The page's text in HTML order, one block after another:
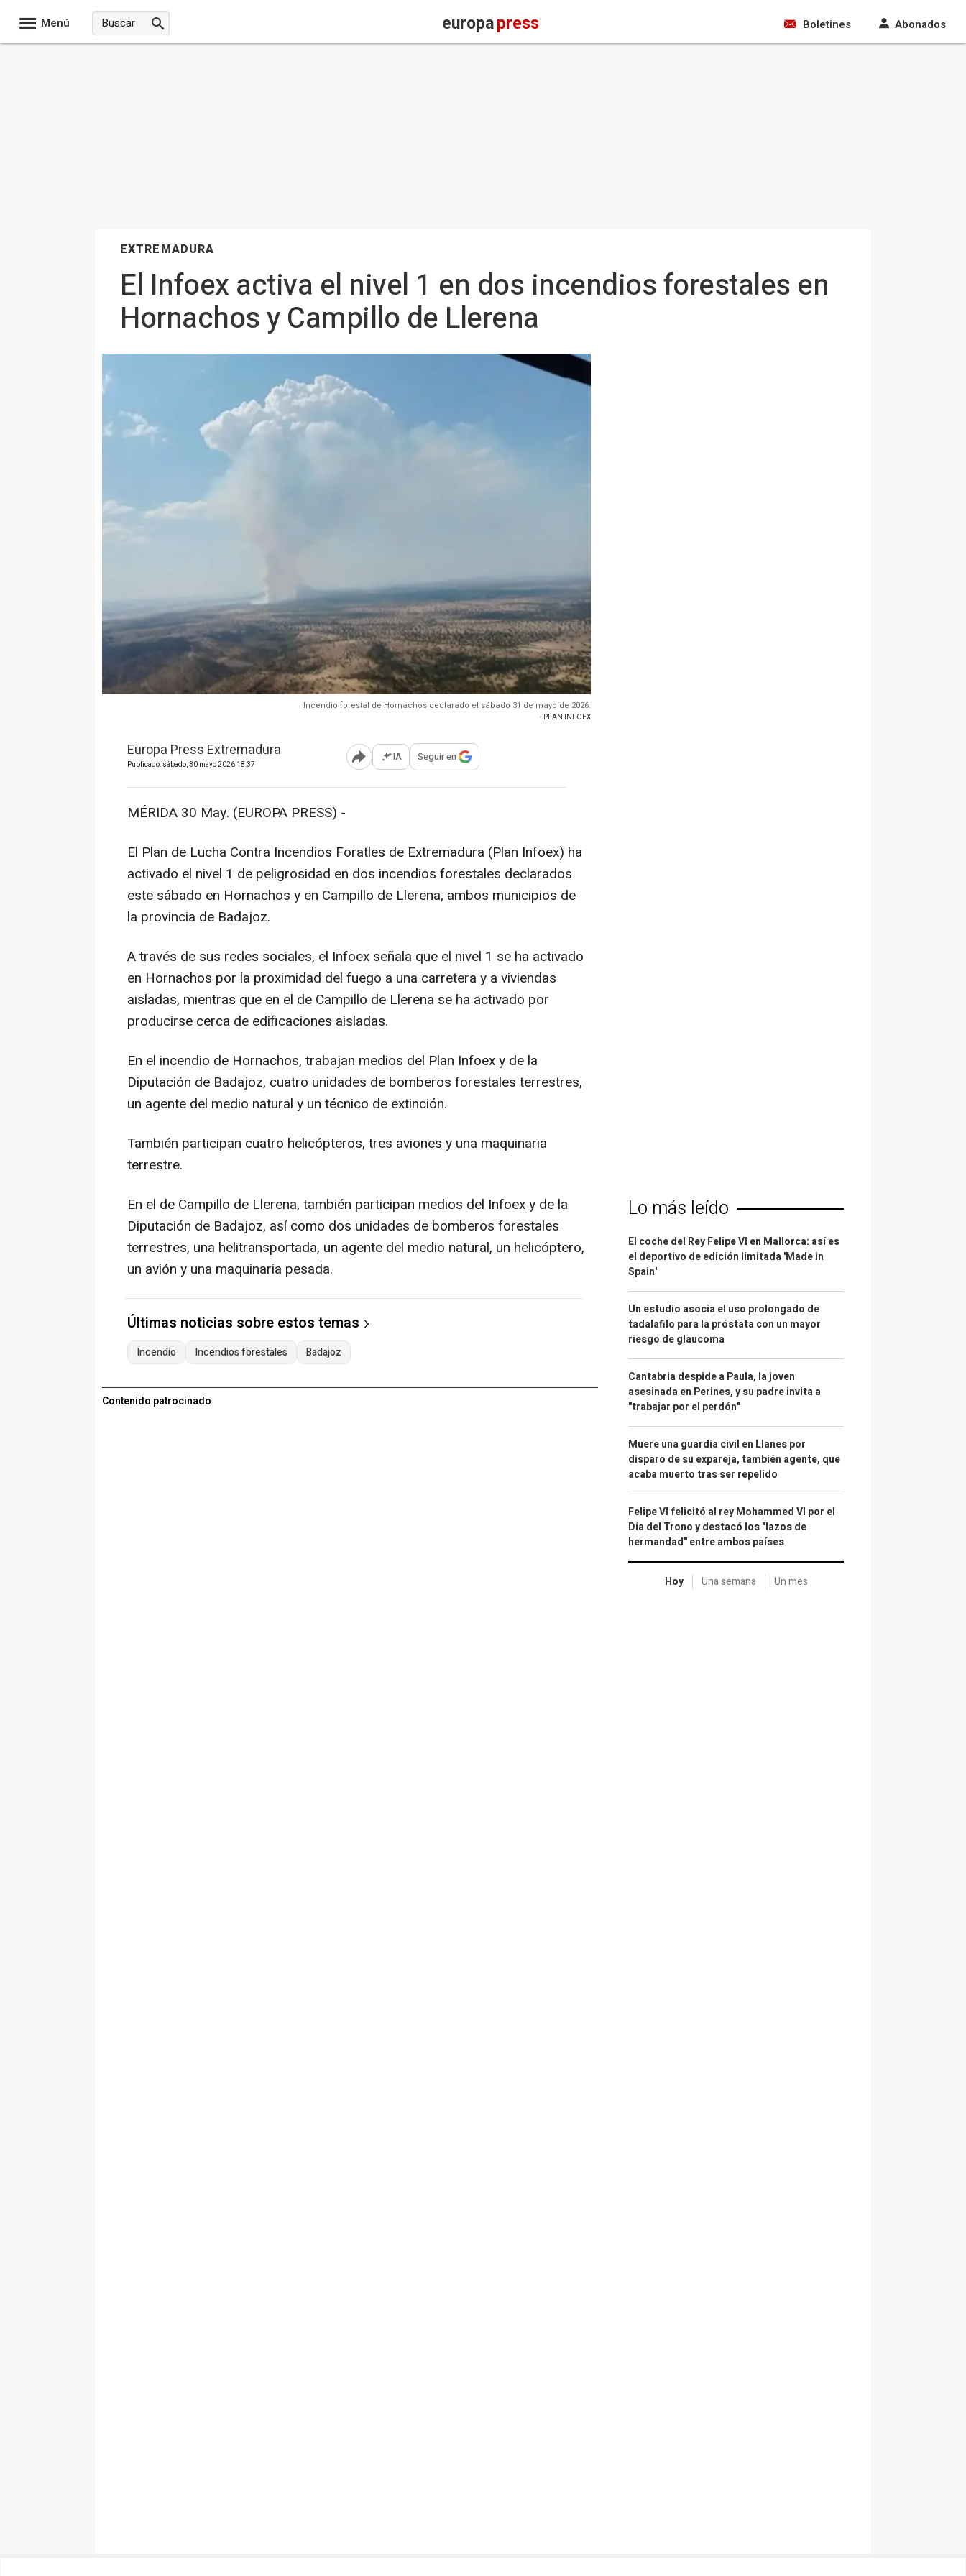
Menú europapress Boletines Abonados
EXTREMADURA
El Infoex activa el nivel 1 en dos incendios forestales en
Hornachos y Campillo de Llerena
Incendio forestal de Hornachos declarado el sábado 31 de mayo de 2026.
- PLAN INFOEX
Europa Press Extremadura
Publicado: sábado, 30 mayo 2026 18:37 Abrir opciones para compartir
IA Seguir en
MÉRIDA 30 May. (EUROPA PRESS) -
El Plan de Lucha Contra Incendios Foratles de Extremadura (Plan Infoex) ha
activado el nivel 1 de peligrosidad en dos incendios forestales declarados
este sábado en Hornachos y en Campillo de Llerena, ambos municipios de
la provincia de Badajoz.
A través de sus redes sociales, el Infoex señala que el nivel 1 se ha activado
en Hornachos por la proximidad del fuego a una carretera y a viviendas
aisladas, mientras que en el de Campillo de Llerena se ha activado por
producirse cerca de edificaciones aisladas.
En el incendio de Hornachos, trabajan medios del Plan Infoex y de la
Diputación de Badajoz, cuatro unidades de bomberos forestales terrestres,
un agente del medio natural y un técnico de extinción.
También participan cuatro helicópteros, tres aviones y una maquinaria
terrestre.
En el de Campillo de Llerena, también participan medios del Infoex y de la
Diputación de Badajoz, así como dos unidades de bomberos forestales
terrestres, una helitransportada, un agente del medio natural, un helicóptero,
un avión y una maquinaria pesada.
Últimas noticias sobre estos temas
Incendio Incendios forestales Badajoz
Contenido patrocinado
Lo más leído
El coche del Rey Felipe VI en Mallorca: así es
el deportivo de edición limitada 'Made in
Spain'
Un estudio asocia el uso prolongado de
tadalafilo para la próstata con un mayor
riesgo de glaucoma
Cantabria despide a Paula, la joven
asesinada en Perines, y su padre invita a
"trabajar por el perdón"
Muere una guardia civil en Llanes por
disparo de su expareja, también agente, que
acaba muerto tras ser repelido
Felipe VI felicitó al rey Mohammed VI por el
Día del Trono y destacó los "lazos de
hermandad" entre ambos países
Hoy Una semana Un mes